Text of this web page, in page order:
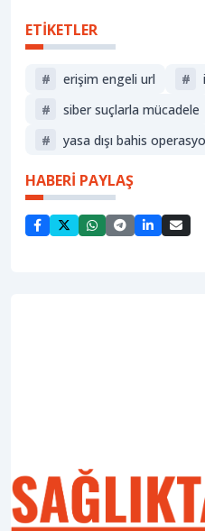
ETİKETLER
# erişim engeli url #
#
siber suçlarla mücadele
#
yasa dışı bahis
HABERİ PAYLAŞ